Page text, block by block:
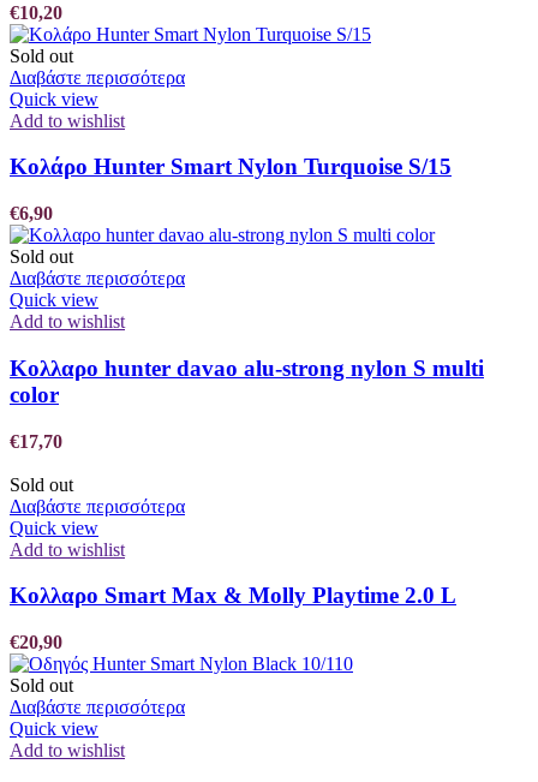
€10,20
Sold out
Διαβάστε περισσότερα
Quick view
Add to wishlist
Κολάρο Hunter Smart Nylon Turquoise S/15
€6,90
Sold out
Διαβάστε περισσότερα
Quick view
Add to wishlist
Κολλαρο hunter davao alu-strong nylon S multi
color
€17,70
Sold out
Διαβάστε περισσότερα
Quick view
Add to wishlist
Κολλαρο Smart Max & Molly Playtime 2.0 L
€20,90
Sold out
Διαβάστε περισσότερα
Quick view
Add to wishlist